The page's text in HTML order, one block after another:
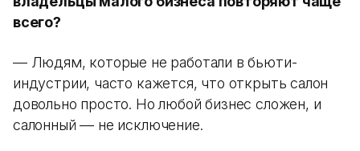
всего?
— Людям, которые не работали в бьюти-
индустрии, часто кажется, что открыть салон
довольно просто. Но любой бизнес сложен, и
салонный — не исключение.